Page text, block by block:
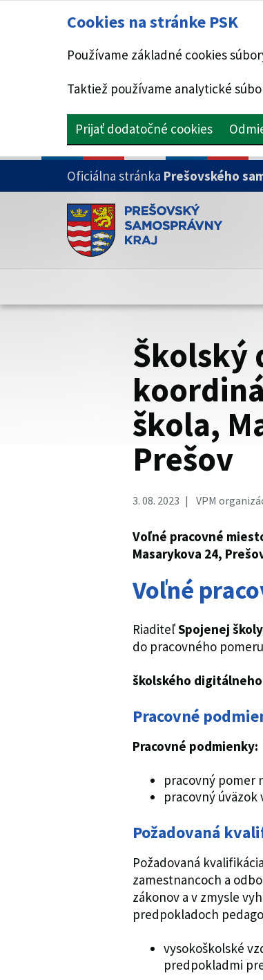
Cookies na stránke PSK
Používame základné cookies
Taktiež používame analytické
Prijať dodatočné cookies
PRESKOČIŤ NA HLAVNÝ OBSAH
Oficiálna stránka Prešovského
Doména psk.sk je oficiálna
Toto je oficiálna webová stránka
Školský
škola,
Prešov
3. 08. 2023 VPM
Voľné pracovné
Masarykova 24,
Voľné
RiaditeľSpojenej
do pracovného pomeru
školského
Pracovné
Pracovné podmienky:
pracovný pomer
pracovný
Požadovaná
Požadovaná
zamestnancoch a
zákonov a v zmysle
predpokladoch
vysokoškolské
predpokladmi